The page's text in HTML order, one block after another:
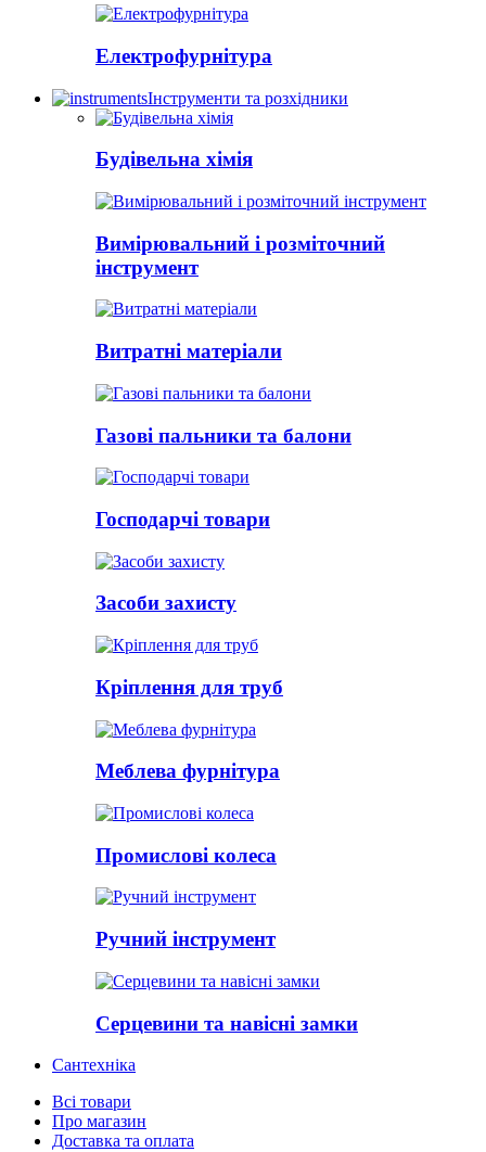
Електрофурнітура
Інструменти та розхідники
Будівельна хімія
Вимірювальний і розміточний
інструмент
Витратні матеріали
Газові пальники та балони
Господарчі товари
Засоби захисту
Кріплення для труб
Меблева фурнітура
Промислові колеса
Ручний інструмент
Серцевини та навісні замки
Сантехніка
Всі товари
Про магазин
Доставка та оплата